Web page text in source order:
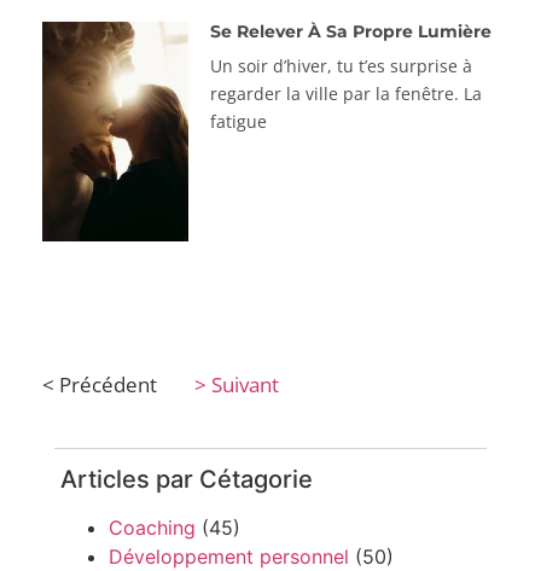
Se Relever À Sa Propre Lumière
Un soir d’hiver, tu t’es surprise à
regarder la ville par la fenêtre. La
fatigue
< Précédent > Suivant
Articles par Cétagorie
Coaching (45)
Développement personnel (50)